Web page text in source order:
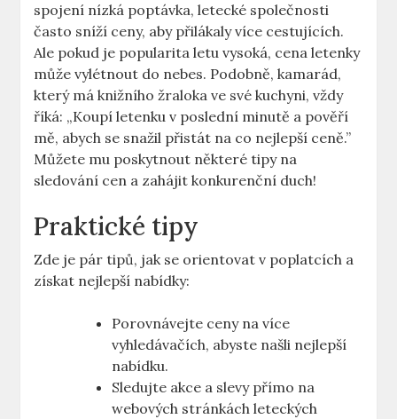
spojení nízká poptávka, letecké společnosti
často sníží ceny, aby přilákaly více cestujících.
Ale pokud je popularita letu vysoká, cena letenky
může vylétnout do nebes. Podobně, kamarád,
který má knižního žraloka ve své kuchyni, vždy
říká: „Koupí letenku v poslední minutě a pověří
mě, abych se snažil přistát na co nejlepší ceně.”
Můžete mu poskytnout některé tipy na
sledování cen a zahájit konkurenční duch!
Praktické tipy
Zde je pár tipů, jak se orientovat v poplatcích a
získat nejlepší nabídky:
Porovnávejte ceny na více
vyhledávačích, abyste našli nejlepší
nabídku.
Sledujte akce a slevy přímo na
webových stránkách leteckých